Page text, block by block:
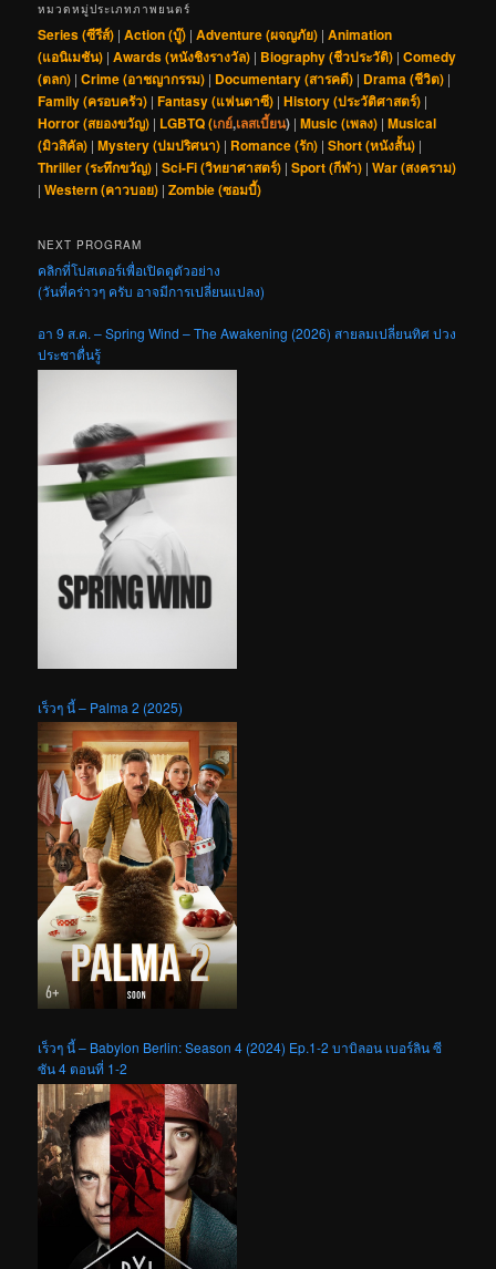
หมวดหมู่ประเภทภาพยนตร์
Series (ซีรีส์) |Action (บู๊) |Adventure (ผจญภัย) |Animation
(แอนิเมชัน) |Awards (หนังชิงรางวัล) | Biography (ชีวประวัติ) |Comedy
(ตลก) |Crime (อาชญากรรม) | Documentary (สารคดี) | Drama (ชีวิต) |
Family (ครอบครัว) |Fantasy (แฟนตาซี) |History (ประวัติศาสตร์) |
Horror (สยองขวัญ) | LGBTQ (เกย์,เลสเบี้ยน) |Music (เพลง) |Musical
(มิวสิคัล) |Mystery (ปมปริศนา) | Romance (รัก) |Short (หนังสั้น) |
Thriller (ระทึกขวัญ) |Sci-Fi (วิทยาศาสตร์) |Sport (กีฬา) |War (สงคราม)
|Western (คาวบอย) |Zombie (ซอมบี้)
NEXT PROGRAM
คลิกที่โปสเตอร์เพื่อเปิดดูตัวอย่าง
(วันที่คร่าวๆ ครับ อาจมีการเปลี่ยนแปลง)
อา 9 ส.ค. – Spring Wind – The Awakening (2026) สายลมเปลี่ยนทิศ ปวง
ประชาตื่นรู้
เร็วๆ นี้ – Palma 2 (2025)
เร็วๆ นี้ – Babylon Berlin: Season 4 (2024) Ep.1-2 บาบิลอน เบอร์ลิน ซี
ซัน 4 ตอนที่ 1-2